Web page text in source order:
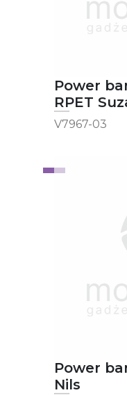
Power
RPET
V7967-03
Power
Nils